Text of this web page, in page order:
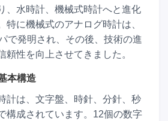
、水時計、機械式時計へと進化
特に機械式のアナログ時計は、
で発明され、その後、技術の進
頼性を向上させてきました。
本構造
計は、文字盤、時針、分針、秒
構成されています。12個の数字